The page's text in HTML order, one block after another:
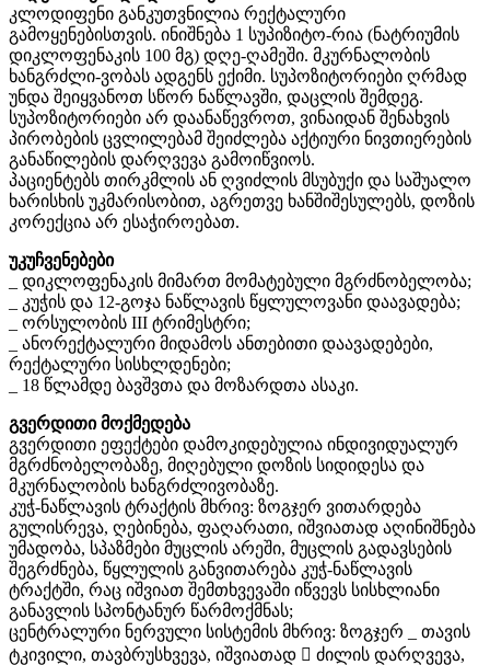
კლოდიფენი განკუთვნილია რექტალური
გამოყენებისთვის. ინიშნება 1 სუპიზიტო-რია (ნატრიუმის
დიკლოფენაკის 100 მგ) დღე-ღამეში. მკურნალობის
ხანგრძლი-ვობას ადგენს ექიმი. სუპოზიტორიები ღრმად
უნდა შეიყვანოთ სწორ ნაწლავში, დაცლის შემდეგ.
სუპოზიტორიები არ დაანაწევროთ, ვინაიდან შენახვის
პირობების ცვლილებამ შეიძლება აქტიური ნივთიერების
განაწილების დარღვევა გამოიწვიოს.
პაციენტებს თირკმლის ან ღვიძლის მსუბუქი და საშუალო
ხარისხის უკმარისობით, აგრეთვე ხანშიშესულებს, დოზის
კორექცია არ ესაჭიროებათ.
უკუჩვენებები
_ დიკლოფენაკის მიმართ მომატებული მგრძნობელობა;
_ კუჭის და 12-გოჯა ნაწლავის წყლულოვანი დაავადება;
_ ორსულობის III ტრიმესტრი;
_ ანორექტალური მიდამოს ანთებითი დაავადებები,
რექტალური სისხლდენები;
_ 18 წლამდე ბავშვთა და მოზარდთა ასაკი.
გვერდითი მოქმედება
გვერდითი ეფექტები დამოკიდებულია ინდივიდუალურ
მგრძნობელობაზე, მიღებული დოზის სიდიდესა და
მკურნალობის ხანგრძლივობაზე.
კუჭ-ნაწლავის ტრაქტის მხრივ: ზოგჯერ ვითარდება
გულისრევა, ღებინება, ფაღარათი, იშვიათად აღინიშნება
უმადობა, სპაზმები მუცლის არეში, მუცლის გადავსების
შეგრძნება, წყლულის განვითარება კუჭ-ნაწლავის
ტრაქტში, რაც იშვიათ შემთხვევაში იწვევს სისხლიანი
განავლის სპონტანურ წარმოქმნას;
ცენტრალური ნერვული სისტემის მხრივ: ზოგჯერ _ თავის
ტკივილი, თავბრუსხვევა, იშვიათად  ძილის დარღვევა,